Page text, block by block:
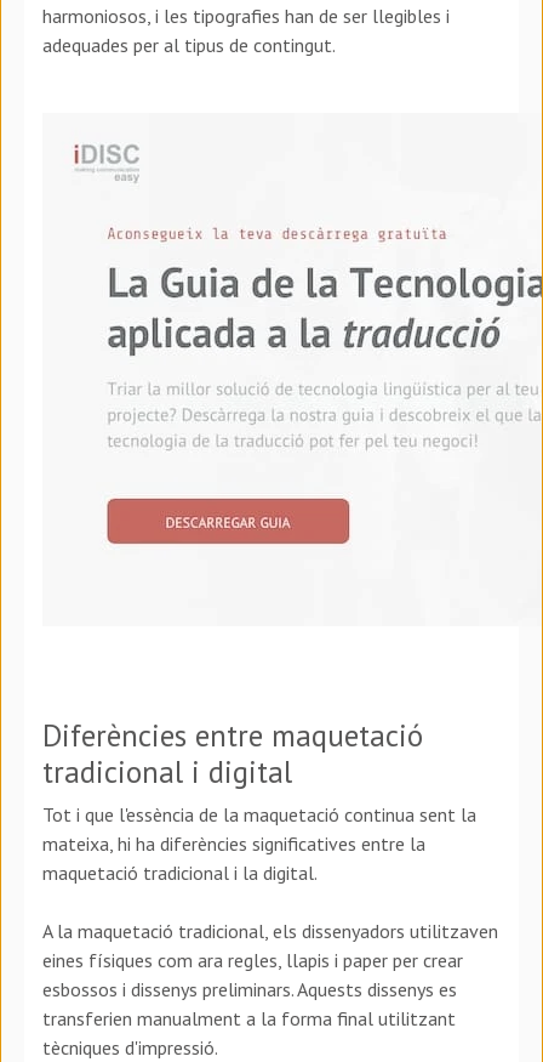
harmoniosos, i les tipografies han de ser llegibles i
adequades per al tipus de contingut.
Diferències entre maquetació
tradicional i digital
Tot i que l'essència de la maquetació continua sent la
mateixa, hi ha diferències significatives entre la
maquetació tradicional i la digital.
A la maquetació tradicional, els dissenyadors utilitzaven
eines físiques com ara regles, llapis i paper per crear
esbossos i dissenys preliminars. Aquests dissenys es
transferien manualment a la forma final utilitzant
tècniques d'impressió.